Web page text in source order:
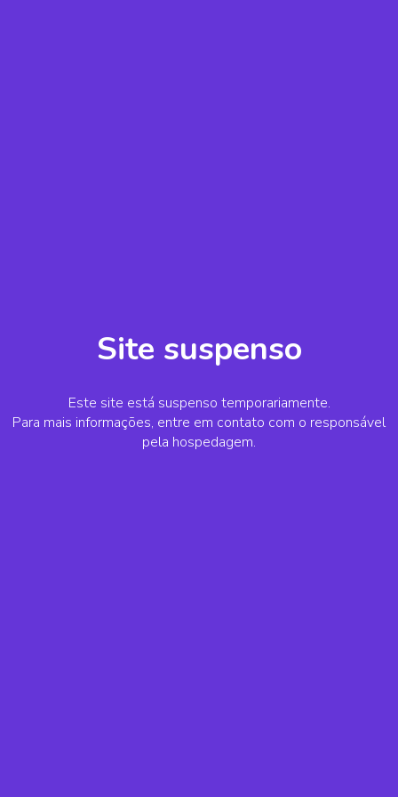
Site suspenso
Este site está suspenso temporariamente.
Para mais informações, entre em contato com o responsável
pela hospedagem.